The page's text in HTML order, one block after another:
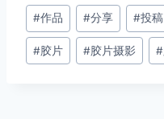
文
章
标
#作品 #分享 #投稿
#胶片 #胶片摄影 #